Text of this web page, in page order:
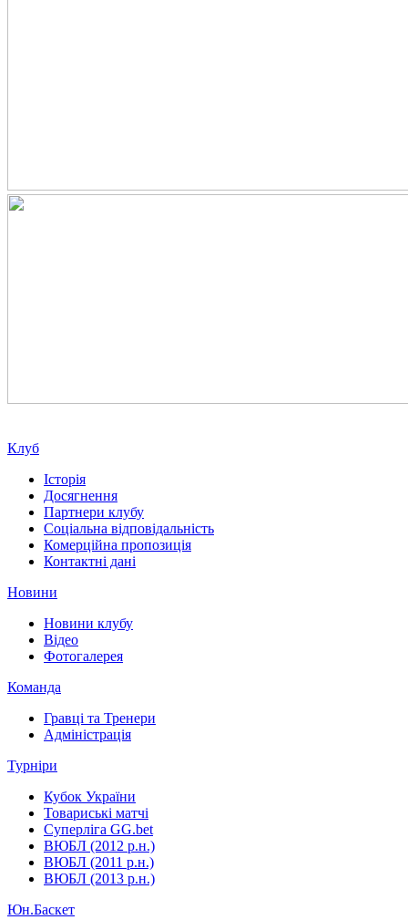
Клуб
Історія
Досягнення
Партнери клубу
Соціальна відповідальність
Комерційна пропозиція
Контактні дані
Новини
Новини клубу
Відео
Фотогалерея
Команда
Гравці та Тренери
Адміністрація
Турніри
Кубок України
Товариські матчі
Суперліга GG.bet
ВЮБЛ (2012 р.н.)
ВЮБЛ (2011 р.н.)
ВЮБЛ (2013 р.н.)
Юн.Баскет